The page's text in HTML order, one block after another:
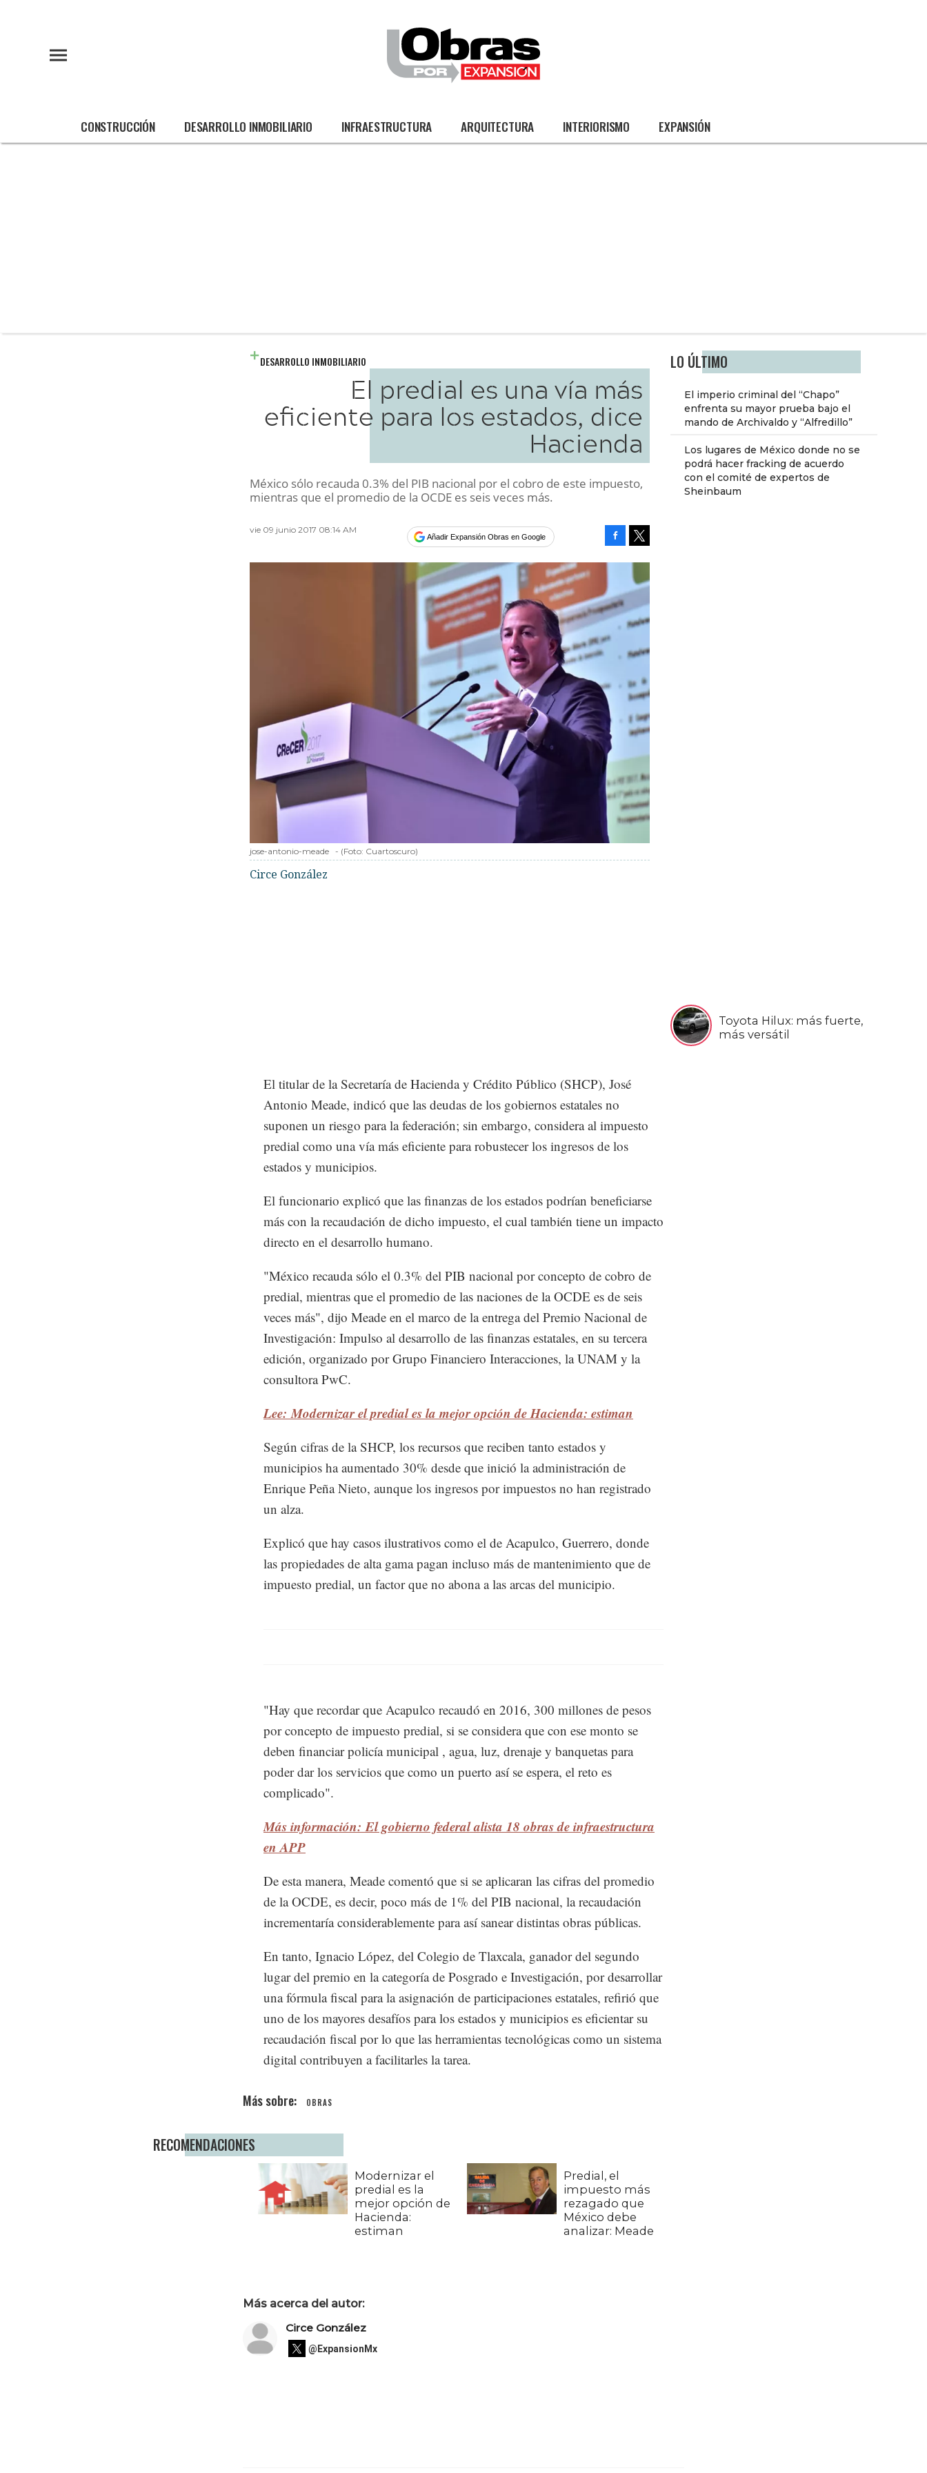
CONSTRUCCIÓN DESARROLLO INMOBILIARIO INFRAESTRUCTURA ARQUITECTURA INTERIORISMO EXPANSIÓN
LO ÚLTIMO
El imperio criminal del “Chapo”
enfrenta su mayor prueba bajo el
mando de Archivaldo y “Alfredillo”
Los lugares de México donde no se
podrá hacer fracking de acuerdo
con el comité de expertos de
Sheinbaum
Toyota Hilux: más fuerte,
más versátil
DESARROLLO INMOBILIARIO
El predial es una vía más
eficiente para los estados, dice
Hacienda
México sólo recauda 0.3% del PIB nacional por el cobro de este impuesto,
mientras que el promedio de la OCDE es seis veces más.
vie 09 junio 2017 08:14 AM
Añadir Expansión Obras en Google
jose-antonio-meade - (Foto: Cuartoscuro)
Circe González
El titular de la Secretaría de Hacienda y Crédito Público (SHCP), José
Antonio Meade, indicó que las deudas de los gobiernos estatales no
suponen un riesgo para la federación; sin embargo, considera al impuesto
predial como una vía más eficiente para robustecer los ingresos de los
estados y municipios.
El funcionario explicó que las finanzas de los estados podrían beneficiarse
más con la recaudación de dicho impuesto, el cual también tiene un impacto
directo en el desarrollo humano.
"México recauda sólo el 0.3% del PIB nacional por concepto de cobro de
predial, mientras que el promedio de las naciones de la OCDE es de seis
veces más", dijo Meade en el marco de la entrega del Premio Nacional de
Investigación: Impulso al desarrollo de las finanzas estatales, en su tercera
edición, organizado por Grupo Financiero Interacciones, la UNAM y la
consultora PwC.
Lee: Modernizar el predial es la mejor opción de Hacienda: estiman
Según cifras de la SHCP, los recursos que reciben tanto estados y
municipios ha aumentado 30% desde que inició la administración de
Enrique Peña Nieto, aunque los ingresos por impuestos no han registrado
un alza.
Explicó que hay casos ilustrativos como el de Acapulco, Guerrero, donde
las propiedades de alta gama pagan incluso más de mantenimiento que de
impuesto predial, un factor que no abona a las arcas del municipio.
"Hay que recordar que Acapulco recaudó en 2016, 300 millones de pesos
por concepto de impuesto predial, si se considera que con ese monto se
deben financiar policía municipal , agua, luz, drenaje y banquetas para
poder dar los servicios que como un puerto así se espera, el reto es
complicado".
Más información: El gobierno federal alista 18 obras de infraestructura
en APP
De esta manera, Meade comentó que si se aplicaran las cifras del promedio
de la OCDE, es decir, poco más de 1% del PIB nacional, la recaudación
incrementaría considerablemente para así sanear distintas obras públicas.
En tanto, Ignacio López, del Colegio de Tlaxcala, ganador del segundo
lugar del premio en la categoría de Posgrado e Investigación, por desarrollar
una fórmula fiscal para la asignación de participaciones estatales, refirió que
uno de los mayores desafíos para los estados y municipios es eficientar su
recaudación fiscal por lo que las herramientas tecnológicas como un sistema
digital contribuyen a facilitarles la tarea.
OBRAS
RECOMENDACIONES
Modernizar el
predial es la
mejor opción de
Hacienda:
estiman
Predial, el
impuesto más
rezagado que
México debe
analizar: Meade
Más acerca del autor:
Circe González
@ExpansionMx